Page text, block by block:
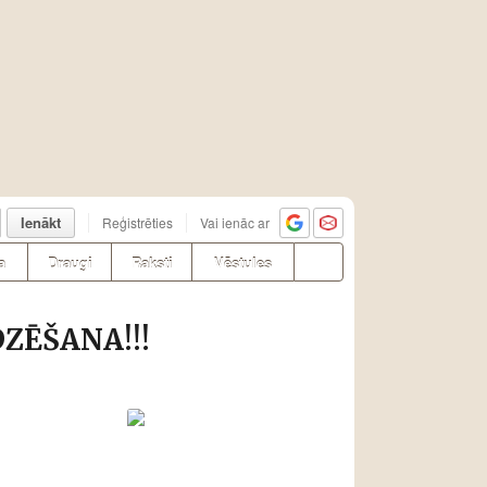
Ienākt Reģistrēties Vai ienāc ar
Draugi Raksti Vēstules